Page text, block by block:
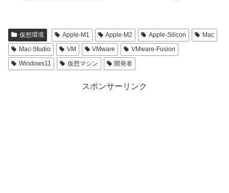
仮想環境 Apple-M1 Apple-M2 Apple-Silicon
Mac
Mac-Studio
VM VMware
VMware-Fusion
Windows11
仮想マシン 開発者
スポンサーリンク